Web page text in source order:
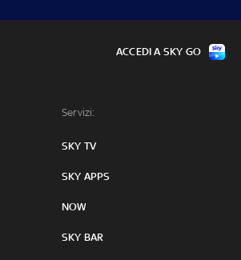
Servizi:
SKY TV
SKY APPS
NOW
SKY BAR
ACCEDI A SKY GO